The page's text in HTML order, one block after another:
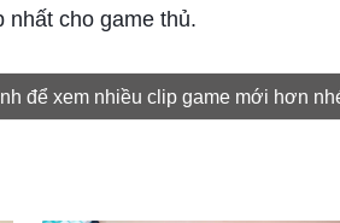
nhất cho game thủ.
để xem nhiều clip game mới hơn